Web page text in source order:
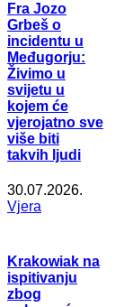
Fra Jozo
Grbeš o
incidentu u
Međugorju:
Živimo u
svijetu u
kojem će
vjerojatno sve
više biti
takvih ljudi
30.07.2026.
Vjera
Krakowiak na
ispitivanju
zbog